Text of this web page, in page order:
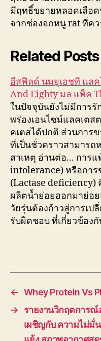
มีฤทธิ์ขยายหลอดเลือ
จากช่องอกหนู rat ที่ค
Related Posts
อีสฟิลด์ นมยูเอชที แล
And Eighty มล แพ็ค
ในปัจจุบันยังไม่มีการรั
พร่องเอนไซม์แลคเต
คเตสได้ปกติ ส่วนการ
ที่เป็นชั่วคราวสามารถ
สาเหตุ อ่านต่อ... การ
intolerance) หรือการ
(Lactase deficiency)
ผลิตน้ำย่อยออกมาย่อ
วัยรุ่นต้องก้าวสู่การเป
รับผิดชอบ ที่เกี่ยวข้อง
← Whey Protein Vs
→
รายงานวิกฤตการณ์
เผชิญกับ ความไม่มั่